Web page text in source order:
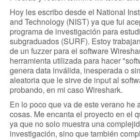
Hoy les escribo desde el National
and Technology (NIST) ya que fui
programa de investigación para
subgraduados (SURF). Estoy
de un fuzzer para el software
herramienta utilizada para hacer
genera data inválida, inesperada o
aleatoria que le sirve de input al
probando, en mi caso Wireshark.
En lo poco que va de este verano he
cosas. Me encanta el proyecto en el
ya que no solo muestra una
investigación, sino que también